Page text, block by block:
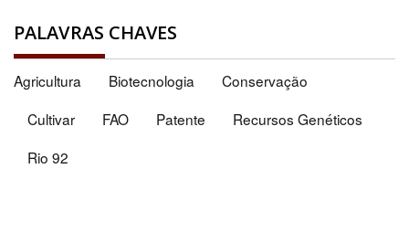
PALAVRAS CHAVES
Agricultura Biotecnologia
Conservação
Cultivar
FAO Patente
Recursos Genéticos
Rio 92